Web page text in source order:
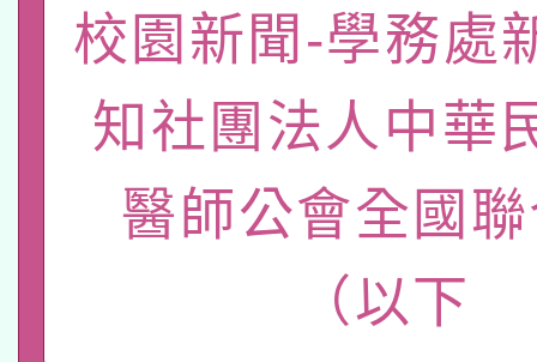
「數位內容與教學軟體
pilot」
有關大陸委員會函釋公
薪期間赴陸應申請許可
轉知經濟部水利署委託
業技術研究院辦理「
用水績優單位及節水達
115年8月22日(星期六
桃園市孔廟祈福系列
2026年桃園地景藝術
本校115學年度第2次
校園新聞-學務處
知社團法人中華
醫師公會全國
（以下